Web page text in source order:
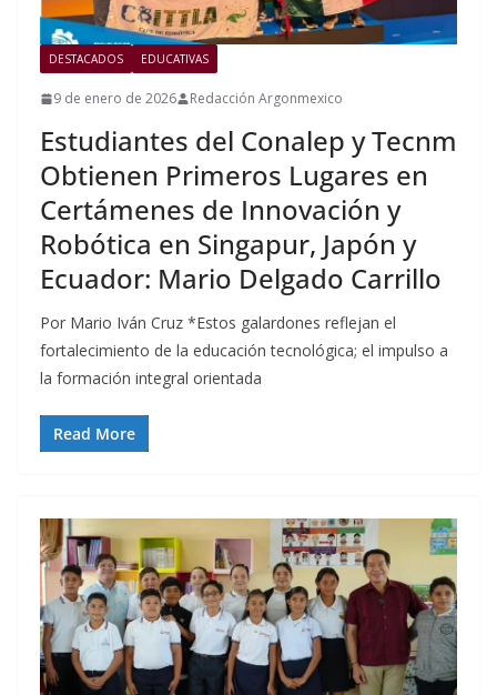
DESTACADOS EDUCATIVAS
9 de enero de 2026 Redacción Argonmexico
Estudiantes del Conalep y Tecnm
Obtienen Primeros Lugares en
Certámenes de Innovación y
Robótica en Singapur, Japón y
Ecuador: Mario Delgado Carrillo
Por Mario Iván Cruz *Estos galardones reflejan el
fortalecimiento de la educación tecnológica; el impulso a
la formación integral orientada
Read More